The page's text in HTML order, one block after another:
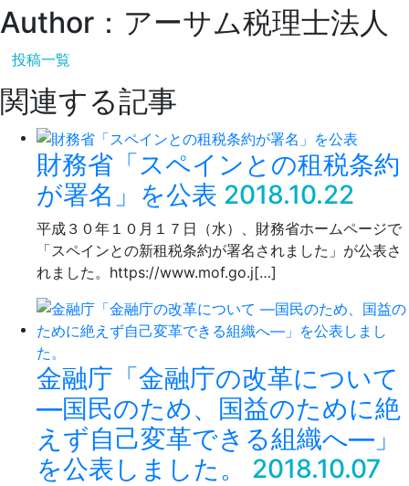
Author：アーサム税理士法人
投稿一覧
関連する記事
財務省「スペインとの租税条約
が署名」を公表 2018.10.22
平成３０年１０月１７日（水）、財務省ホームページで
「スペインとの新租税条約が署名されました」が公表さ
れました。https://www.mof.go.j[…]
金融庁「金融庁の改革について
―国民のため、国益のために絶
えず自己変革できる組織へ―」
を公表しました。
2018.10.07